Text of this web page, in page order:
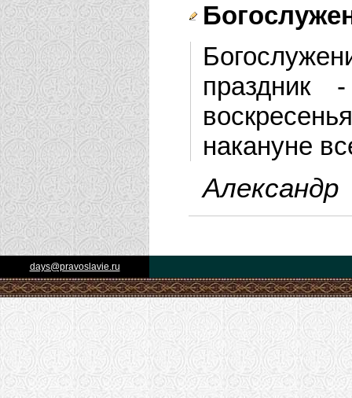
праздник
накануне
Александр
days@pravoslavie.ru